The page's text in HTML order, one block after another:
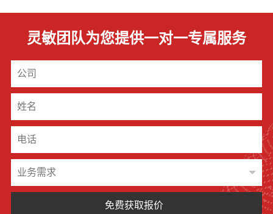
灵敏团队为您提供一对一专属服务
免费获取报价